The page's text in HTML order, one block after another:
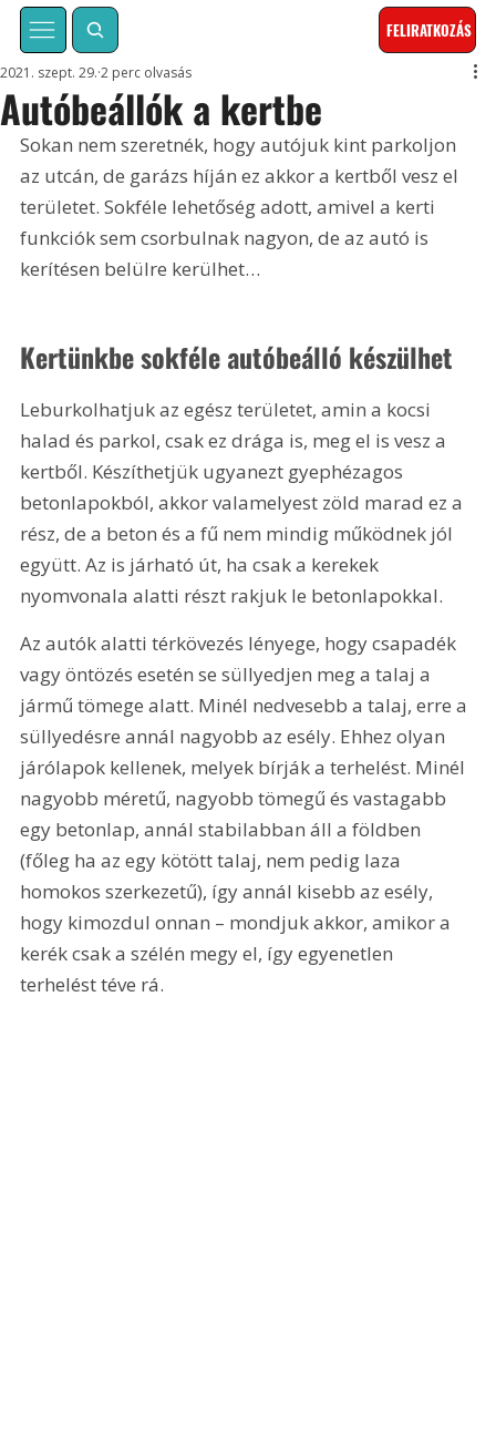
FELIRATKOZÁS
Autóbeállók a kertbe
2021. szept. 29. 2 perc olvasás
Sokan nem szeretnék, hogy autójuk kint parkoljon
az utcán, de garázs híján ez akkor a kertből vesz el
területet. Sokféle lehetőség adott, amivel a kerti
funkciók sem csorbulnak nagyon, de az autó is
kerítésen belülre kerülhet…
Kertünkbe sokféle autóbeálló készülhet
Leburkolhatjuk az egész területet, amin a kocsi
halad és parkol, csak ez drága is, meg el is vesz a
kertből. Készíthetjük ugyanezt gyephézagos
betonlapokból, akkor valamelyest zöld marad ez a
rész, de a beton és a fű nem mindig működnek jól
együtt. Az is járható út, ha csak a kerekek
nyomvonala alatti részt rakjuk le betonlapokkal.
Az autók alatti térkövezés lényege, hogy csapadék
vagy öntözés esetén se süllyedjen meg a talaj a
jármű tömege alatt. Minél nedvesebb a talaj, erre a
süllyedésre annál nagyobb az esély. Ehhez olyan
járólapok kellenek, melyek bírják a terhelést. Minél
nagyobb méretű, nagyobb tömegű és vastagabb
egy betonlap, annál stabilabban áll a földben
(főleg ha az egy kötött talaj, nem pedig laza
homokos szerkezetű), így annál kisebb az esély,
hogy kimozdul onnan – mondjuk akkor, amikor a
kerék csak a szélén megy el, így egyenetlen
terhelést téve rá.